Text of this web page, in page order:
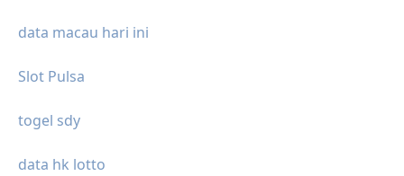
data macau hari ini
Slot Pulsa
togel sdy
data hk lotto